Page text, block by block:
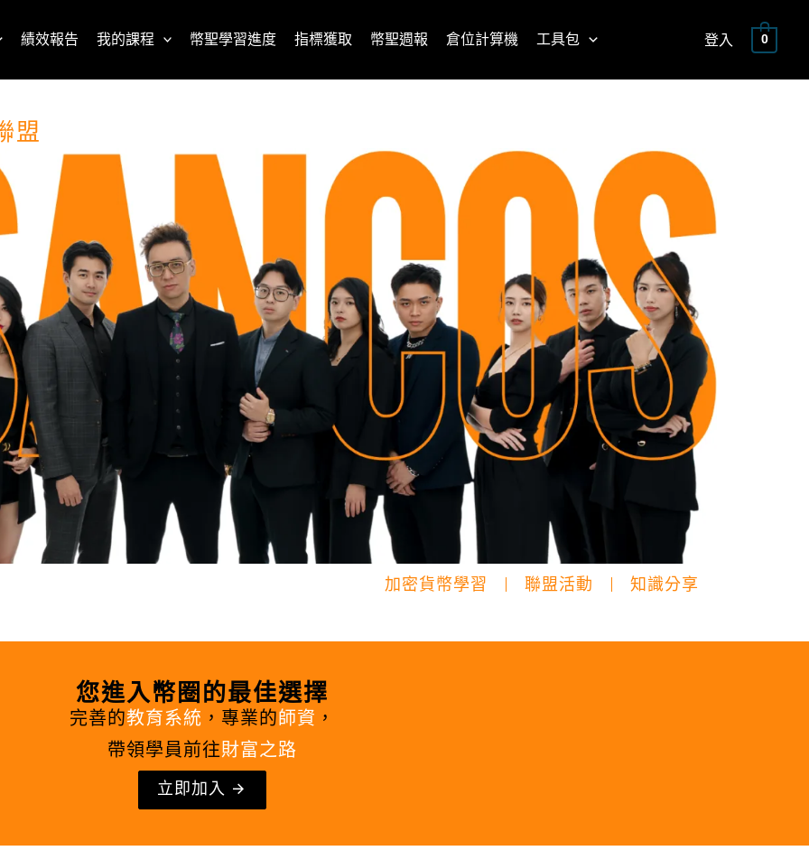
績效報告 我的課程 幣聖學習進度 指標獲取 幣聖週報 倉位計算機 工具包 登入 0
盟
加密貨幣學習 聯盟活動 知識分享
您進入幣圈的最佳選擇
完善的教育系統 ，專業的師資 ，
帶領學員前往財富之路
立即加入